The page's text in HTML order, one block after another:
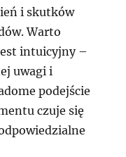
i skutków
Warto
intuicyjny –
uwagi i
podejście
czuje się